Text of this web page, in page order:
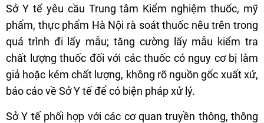
Sở Y tế yêu cầu Trung tâm Kiểm nghiệm thuốc, mỹ
phẩm, thực phẩm Hà Nội rà soát thuốc nêu trên trong
quá trình đi lấy mẫu; tăng cường lấy mẫu kiểm tra
chất lượng thuốc đối với các thuốc có nguy cơ bị làm
giả hoặc kém chất lượng, không rõ nguồn gốc xuất xứ,
báo cáo về Sở Y tế để có biện pháp xử lý.
Sở Y tế phối hợp với các cơ quan truyền thông, thông